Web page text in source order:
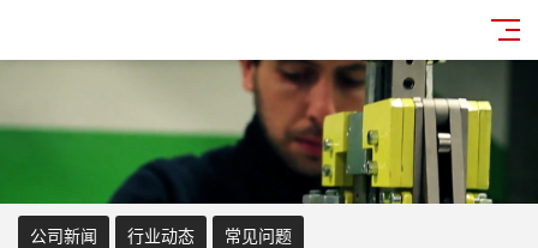
公司新闻 行业动态 常见问题